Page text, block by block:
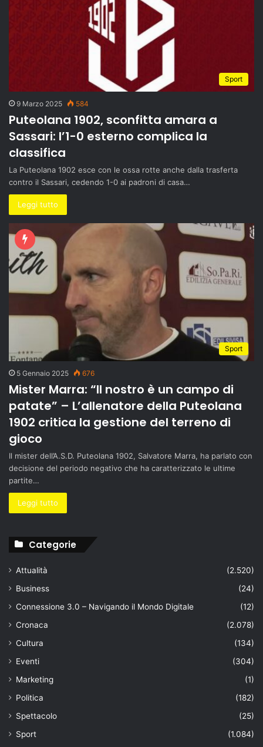
Sport
9 Marzo 2025 584
Puteolana 1902, sconfitta amara a
Sassari: l’1-0 esterno complica la
classifica
La Puteolana 1902 esce con le ossa rotte anche dalla trasferta
contro il Sassari, cedendo 1-0 ai padroni di casa…
Leggi tutto
Sport
5 Gennaio 2025 676
Mister Marra: “Il nostro è un campo di
patate” – L’allenatore della Puteolana
1902 critica la gestione del terreno di
gioco
Il mister dell’A.S.D. Puteolana 1902, Salvatore Marra, ha parlato con
decisione del periodo negativo che ha caratterizzato le ultime
partite…
Leggi tutto
Categorie
Attualità
(2.520)
Business
(24)
Connessione 3.0 – Navigando il Mondo Digitale
(12)
Cronaca
(2.078)
Cultura
(134)
Eventi
(304)
Marketing
(1)
Politica
(182)
Spettacolo
(25)
Sport
(1.084)